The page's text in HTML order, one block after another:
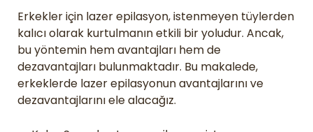
Erkekler için lazer epilasyon, istenmeyen tüylerden
kalıcı olarak kurtulmanın etkili bir yoludur. Ancak,
bu yöntemin hem avantajları hem de
dezavantajları bulunmaktadır. Bu makalede,
erkeklerde lazer epilasyonun avantajlarını ve
dezavantajlarını ele alacağız.